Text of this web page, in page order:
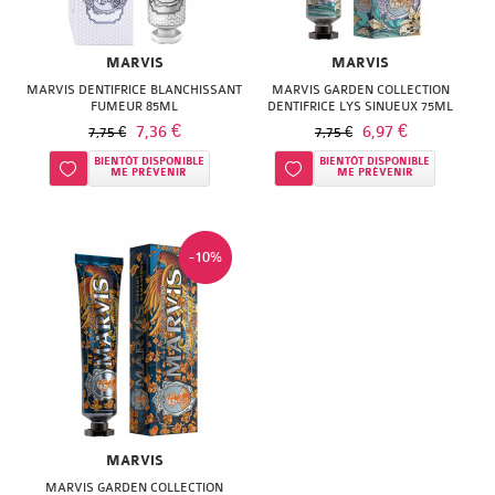
NATURA
PEDIAKID
PHARMANORD
PHYSCIENCE
PHYTEA
PILEJE
QUINTON
SANTE
VERTE
NATURACTIVE
PHYTAROMASOL
AROMS
PLANTER'S
PRANAROM
SANOFLORE
SOLGAR
MARVIS
MARVIS DENTIFRICE BLANCHISSANT
FUMEUR 85ML
7,75 € 7,36 €
Ajouter à ma liste d’envie
BIENTÔT DISPONIBLE
ME PRÉVENIR
MARVIS
MARVIS GARDEN COLLECTION
DENTIFRICE LYS SINUEUX 75ML
7,75 € 6,97 €
Ajouter à ma liste d’envie
BIENTÔT DISPONIBLE
ME PRÉVENIR
-10%
MARVIS
MARVIS GARDEN COLLECTION